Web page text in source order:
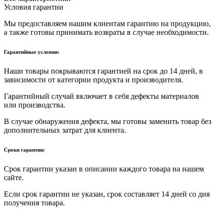
Условия гарантии
Мы предоставляем нашим клиентам гарантию на продукцию,
а также готовы принимать возвраты в случае необходимости.
Гарантийные условия:
Наши товары покрываются гарантией на срок до 14 дней, в
зависимости от категории продукта и производителя.
Гарантийный случай включает в себя дефекты материалов
или производства.
В случае обнаружения дефекта, мы готовы заменить товар без
дополнительных затрат для клиента.
Сроки гарантии:
Срок гарантии указан в описании каждого товара на нашем
сайте.
Если срок гарантии не указан, срок составляет 14 дней со дня
получения товара.